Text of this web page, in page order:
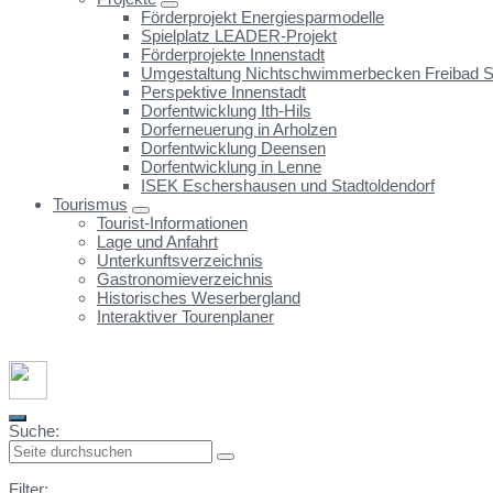
Förderprojekt Energiesparmodelle
Spielplatz LEADER-Projekt
Förderprojekte Innenstadt
Umgestaltung Nichtschwimmerbecken Freibad
Perspektive Innenstadt
Dorfentwicklung Ith-Hils
Dorferneuerung in Arholzen
Dorfentwicklung Deensen
Dorfentwicklung in Lenne
ISEK Eschershausen und Stadtoldendorf
Tourismus
Tourist-Informationen
Lage und Anfahrt
Unterkunftsverzeichnis
Gastronomieverzeichnis
Historisches Weserbergland
Interaktiver Tourenplaner
Suche:
Filter: